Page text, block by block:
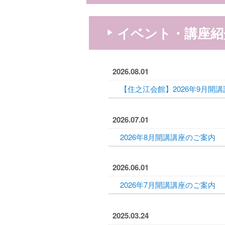
イベント・講座
2026.08.01
【住之江会館】2026年9月開
2026.07.01
2026年8月開講講座のご案内
2026.06.01
2026年7月開講講座のご案内
2025.03.24